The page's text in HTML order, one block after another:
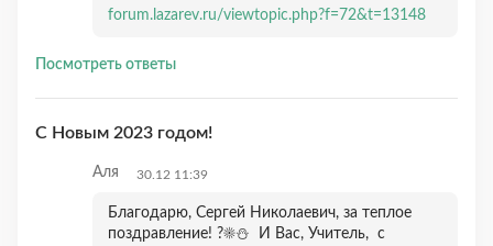
forum.lazarev.ru/viewtopic.php?f=72&t=13148
Посмотреть ответы
С Новым 2023 годом!
Аля 30.12 11:39
Благодарю, Сергей Николаевич, за теплое
поздравление! ?☀️⛄️ И Вас, Учитель, с